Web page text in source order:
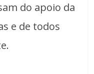
do apoio da
e de todos